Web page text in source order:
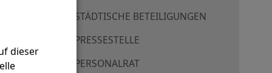
STÄDTISCHE BETEILIGUNGEN
PRESSESTELLE
PERSONALRAT
dieser